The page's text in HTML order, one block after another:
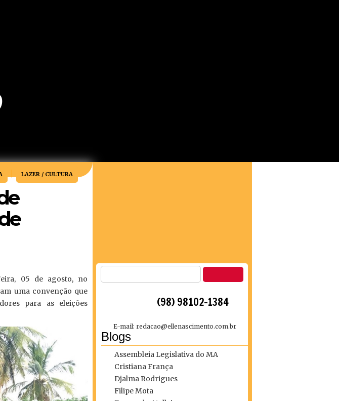
(98) 98102-1384
E-mail: redacao@ellenascimento.com.br
Blogs
Assembleia Legislativa do MA
Cristiana França
Djalma Rodrigues
Filipe Mota
LAZER / CULTURA
05 de agosto, no
uma convenção que
para as eleições